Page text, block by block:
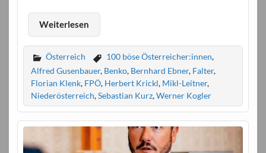
Weiterlesen
Österreich 100 böse Österreicher:innen,
Alfred Gusenbauer, Benko, Bernhard Ebner, Falter,
Florian Klenk, FPÖ, Herbert Krickl, Mikl-Leitner,
Niederösterreich,Sebastian Kurz,Werner Kogler